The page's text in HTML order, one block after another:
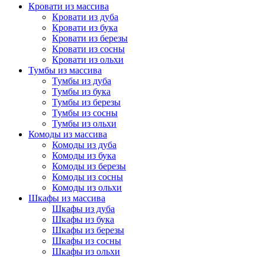
Кровати из массива
Кровати из дуба
Кровати из бука
Кровати из березы
Кровати из сосны
Кровати из ольхи
Тумбы из массива
Тумбы из дуба
Тумбы из бука
Тумбы из березы
Тумбы из сосны
Тумбы из ольхи
Комоды из массива
Комоды из дуба
Комоды из бука
Комоды из березы
Комоды из сосны
Комоды из ольхи
Шкафы из массива
Шкафы из дуба
Шкафы из бука
Шкафы из березы
Шкафы из сосны
Шкафы из ольхи